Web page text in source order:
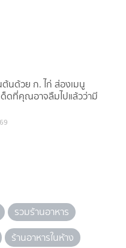
ต้นด้วย ก. ไก่ ส่องเมนู
ดที่คุณอาจลืมไปแล้วว่ามี
รวมร้านอาหาร
ร้านอาหารในห้าง